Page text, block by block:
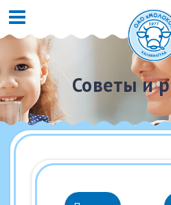
Советы и